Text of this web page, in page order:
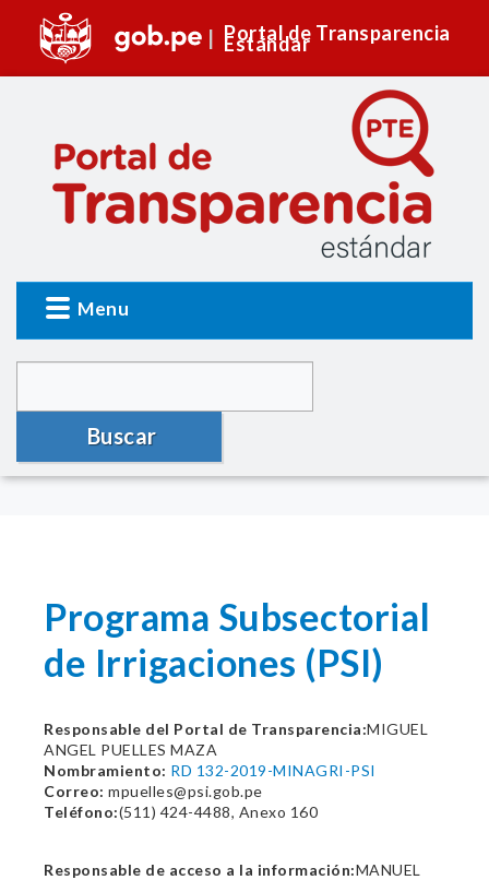
Portal de Transparencia
Estándar
Menu
Buscar
Programa Subsectorial
de Irrigaciones (PSI)
Responsable del Portal de Transparencia:MIGUEL
ANGEL PUELLES MAZA
Nombramiento: RD 132-2019-MINAGRI-PSI
Correo: mpuelles@psi.gob.pe
Teléfono:(511) 424-4488, Anexo 160
Responsable de acceso a la información:MANUEL